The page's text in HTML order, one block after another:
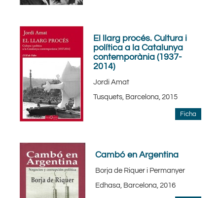
El llarg procés. Cultura i
política a la Catalunya
contemporània (1937-
2014)
Jordi Amat
Tusquets, Barcelona, 2015
Ficha
Cambó en Argentina
Borja de Riquer i Permanyer
Edhasa, Barcelona, 2016